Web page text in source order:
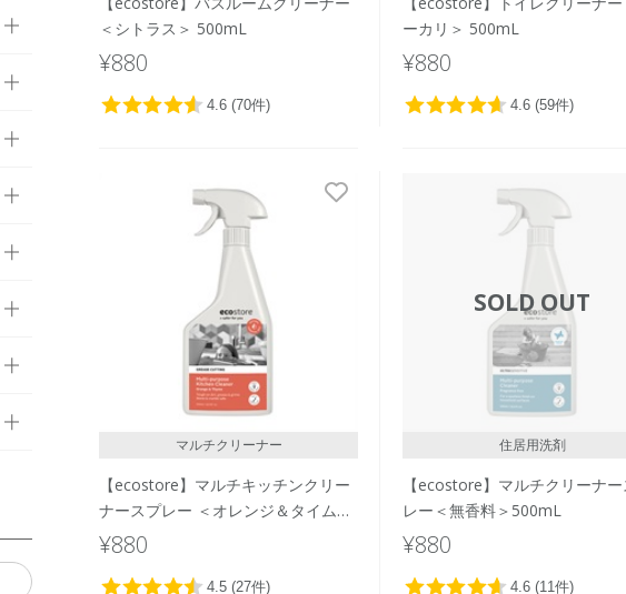
＜シトラス＞ 500mL
¥880
ーカリ＞ 500mL
¥880
マルチクリーナー
【ecostore】マルチキッチンクリー
ナースプレー ＜オレンジ＆タイム＞
500mL
¥880
SOLD OUT
住居用洗剤
【ecostore】マルチクリーナ
レー＜無香料＞500mL
¥880